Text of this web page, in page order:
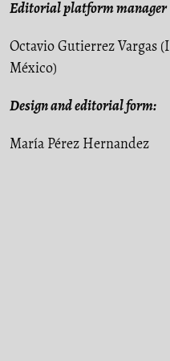
Editorial platform manager
Octavio Gutierrez Vargas
México)
Design and editorial form:
María Pérez Hernandez